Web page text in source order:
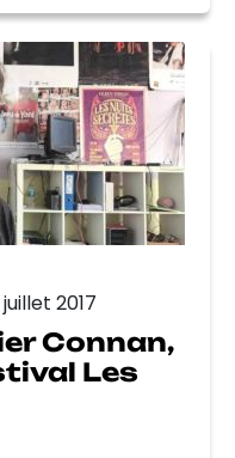
2017
Connan,
Les